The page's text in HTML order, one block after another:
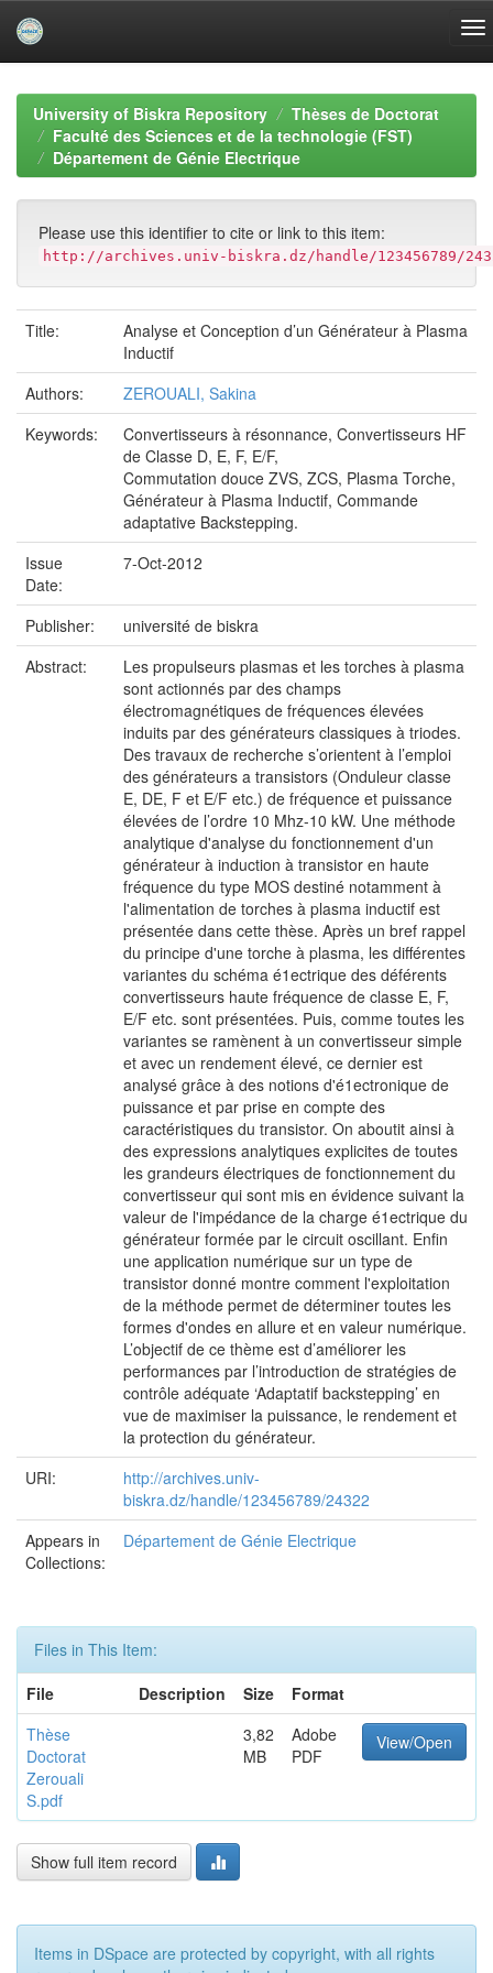
navigationUniversity of Biskra Repository
Thèses de Doctorat
Faculté des Sciences et de la technologie (FST)
Département de Génie Electrique
Please use this identifier to cite or link to this item:
http://archives.univ-biskra.dz/handle/123456789/
Title:
Analyse et Conception d’un Générateur à Plasma
Inductif
Authors:
ZEROUALI, Sakina
Keywords:
Convertisseurs à résonnance, Convertisseurs HF
de Classe D, E, F, E/F,
Commutation douce ZVS, ZCS, Plasma Torche,
Générateur à Plasma Inductif, Commande
adaptative Backstepping.
Issue
Date:
7-Oct-2012
Publisher:
université de biskra
Abstract:
Les propulseurs plasmas et les torches à plasma
sont actionnés par des champs
électromagnétiques de fréquences élevées
induits par des générateurs classiques à triodes.
Des travaux de recherche s’orientent à l’emploi
des générateurs a transistors (Onduleur classe
E, DE, F et E/F etc.) de fréquence et puissance
élevées de l’ordre 10 Mhz-10 kW. Une méthode
analytique d'analyse du fonctionnement d'un
générateur à induction à transistor en haute
fréquence du type MOS destiné notamment à
l'alimentation de torches à plasma inductif est
présentée dans cette thèse. Après un bref rappel
du principe d'une torche à plasma, les différentes
variantes du schéma é1ectrique des déférents
convertisseurs haute fréquence de classe E, F,
E/F etc. sont présentées. Puis, comme toutes les
variantes se ramènent à un convertisseur simple
et avec un rendement élevé, ce dernier est
analysé grâce à des notions d'é1ectronique de
puissance et par prise en compte des
caractéristiques du transistor. On aboutit ainsi à
des expressions analytiques explicites de toutes
les grandeurs électriques de fonctionnement du
convertisseur qui sont mis en évidence suivant la
valeur de l'impédance de la charge é1ectrique du
générateur formée par le circuit oscillant. Enfin
une application numérique sur un type de
transistor donné montre comment l'exploitation
de la méthode permet de déterminer toutes les
formes d'ondes en allure et en valeur numérique.
L’objectif de ce thème est d’améliorer les
performances par l’introduction de stratégies de
contrôle adéquate ‘Adaptatif backstepping’ en
vue de maximiser la puissance, le rendement et
la protection du générateur.
URI:
http://archives.univ-
biskra.dz/handle/123456789/24322
Appears in
Collections:
Département de Génie Electrique
Files in This Item:
File
Description Size
Format
Thèse
Doctorat
Zerouali
S.pdf
3,82
MB
Adobe
PDF
View/Open
Show full item record
Items in DSpace are protected by copyright, with all rights